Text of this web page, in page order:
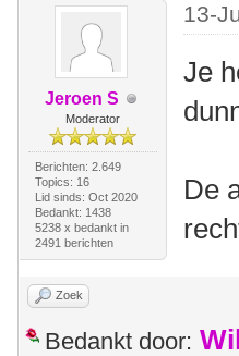
Jeroen S
Moderator
Berichten: 2.649
Topics: 16
Lid sinds: Oct 2020
Bedankt: 1438
5238 x bedankt in
2491 berichten
13-
Je
De
Zoek
Bedankt door: